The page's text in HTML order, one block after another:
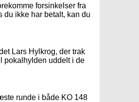
forsinkelser fra
du ikke har betalt, kan du
Lars Hylkrog, der trak
pokalhylden uddelt i de
runde i både KO 148